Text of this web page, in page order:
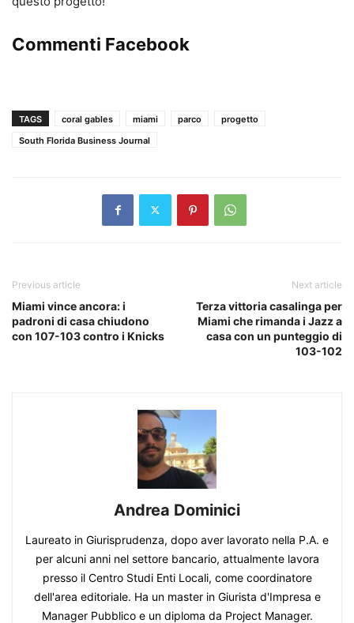
Commenti Facebook
TAGS coral gables miami parco
progetto
South Florida Business Journal
Previous article
Miami vince ancora: i
padroni di casa chiudono
con 107-103 contro i Knicks
Next article
Terza vittoria casalinga per
Miami che rimanda i Jazz a
casa con un punteggio di
103-102
Andrea Dominici
Laureato in Giurisprudenza, dopo aver lavorato nella P.A. e
per alcuni anni nel settore bancario, attualmente lavora
presso il Centro Studi Enti Locali, come coordinatore
dell'area editoriale. Ha un master in Giurista d'Impresa e
Manager Pubblico e un diploma da Project Manager.